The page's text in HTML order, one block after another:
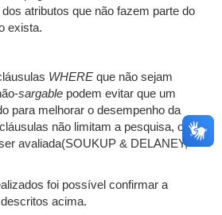
atributos que não fazem parte do
exista.
WHERE que não sejam
sargable podem evitar que um
para melhorar o desempenho da
não limitam a pesquisa, ou
avaliada(SOUKUP & DELANEY,
foi possível confirmar a
acima.